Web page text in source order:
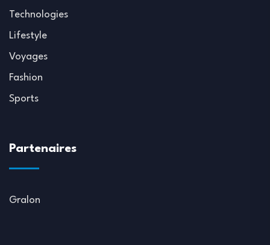
Technologies
Lifestyle
Voyages
Fashion
Sports
Partenaires
Gralon